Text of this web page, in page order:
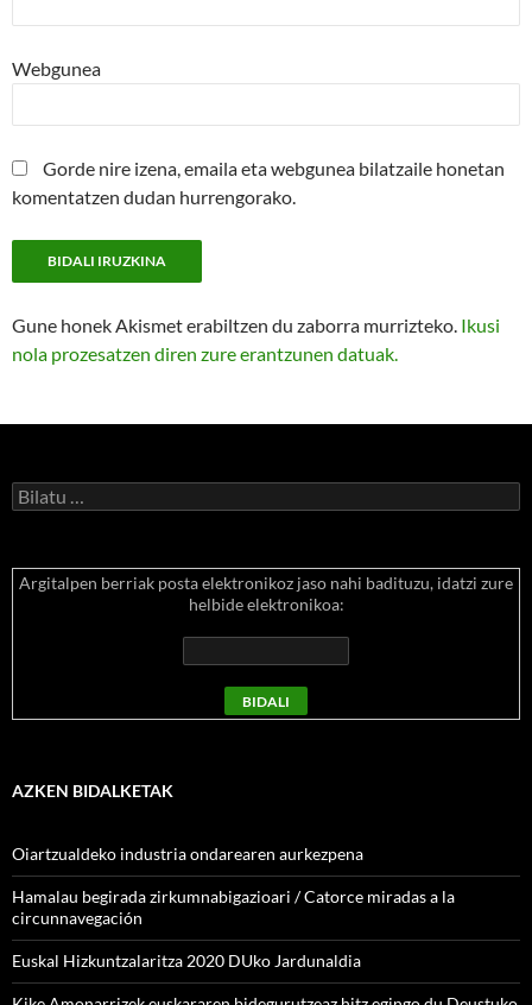
Webgunea
Gorde nire izena, emaila eta webgunea bilatzaile honetan
komentatzen dudan hurrengorako.
Gune honek Akismet erabiltzen du zaborra murrizteko. Ikusi
nola prozesatzen diren zure erantzunen datuak.
Bilatu:
Argitalpen berriak posta elektronikoz jaso nahi badituzu, idatzi zure
helbide elektronikoa:
AZKEN BIDALKETAK
Oiartzualdeko industria ondarearen aurkezpena
Hamalau begirada zirkumnabigazioari / Catorce miradas a la
circunnavegación
Euskal Hizkuntzalaritza 2020 DUko Jardunaldia